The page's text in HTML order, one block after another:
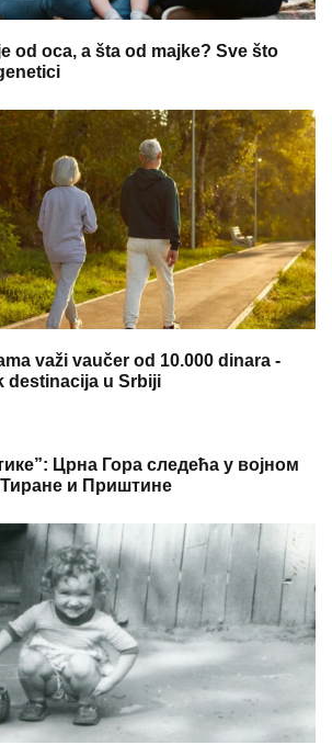
od oca, a šta od majke? Sve što
važi vaučer od 10.000 dinara -
destinacija u Srbiji
Црна Гора следећа у војном
Тиране и Приштине